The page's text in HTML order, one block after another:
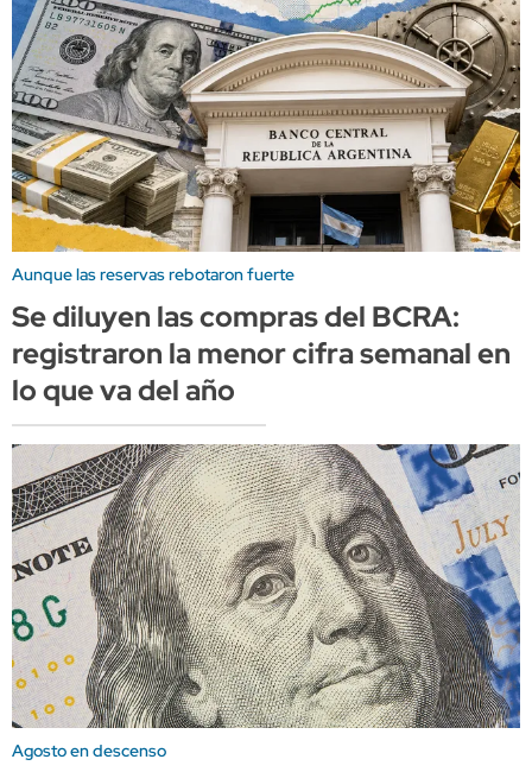
Aunque las reservas rebotaron fuerte
Se diluyen las compras del BCRA:
registraron la menor cifra semanal en
lo que va del año
Agosto en descenso